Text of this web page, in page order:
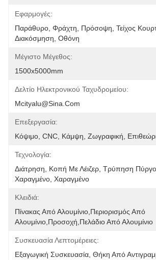
Εφαρμογές:
Παράθυρο, Φράχτη, Πρόσοψη, Τείχος
Διακόσμηση, Οθόνη
Μέγιστο Μέγεθος:
1500x5000mm
Δελτίο Ηλεκτρονικού Ταχυδρομείου:
Mcityalu@sina.com
Επεξεργασία:
Κόψιμο, CNC, Κάμψη, Ζωγραφική,
Τεχνολογία:
Διάτρηση, Κοπή Με Λέιζερ, Τρύπηση
Χαραγμένο, Χαραγμένο
Κλειδιά:
Πίνακας Από Αλουμίνιο,περιορισμός Από
Αλουμίνιο,προσοχή,πελάδιο Από Αλουμίνιο
Συσκευασία Λεπτομέρειες:
Εξαγωγική Συσκευασία, Θήκη Από